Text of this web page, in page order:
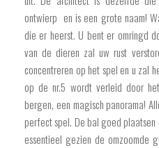
ontwierp en is een grote naam!
die er heerst. U bent er omringd
van de dieren zal uw rust
concentreren op het spel en u zal
op de nr.5 wordt verleid door
bergen, een magisch panorama!
perfect spel. De bal goed
essentieel gezien de omzoomde